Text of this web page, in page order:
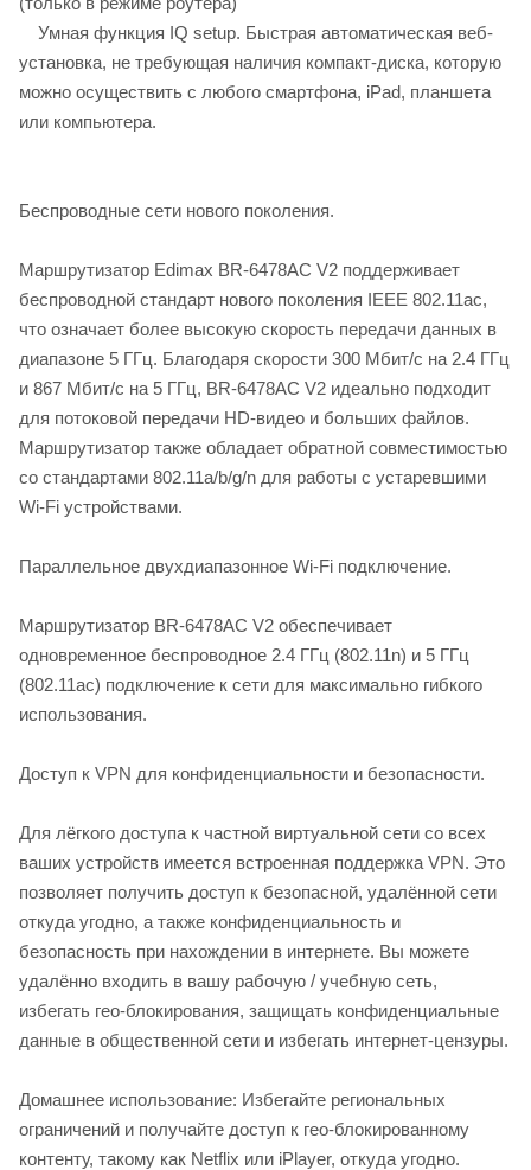
Умная функция IQ setup. Быстрая автоматическая веб-
установка, не требующая наличия компакт-диска, которую
можно осуществить с любого смартфона, iPad, планшета
или компьютера.
Беспроводные сети нового поколения.
Маршрутизатор Edimax BR-6478AC V2 поддерживает
беспроводной стандарт нового поколения IEEE 802.11ac,
что означает более высокую скорость передачи данных в
диапазоне 5 ГГц. Благодаря скорости 300 Мбит/c на 2.4 ГГц
и 867 Мбит/c на 5 ГГц, BR-6478AC V2 идеально подходит
для потоковой передачи HD-видео и больших файлов.
Маршрутизатор также обладает обратной совместимостью
со стандартами 802.11a/b/g/n для работы с устаревшими
Wi-Fi устройствами.
Параллельное двухдиапазонное Wi-Fi подключение.
Маршрутизатор BR-6478AC V2 обеспечивает
одновременное беспроводное 2.4 ГГц (802.11n) и 5 ГГц
(802.11ac) подключение к сети для максимально гибкого
использования.
Доступ к VPN для конфиденциальности и безопасности.
Для лёгкого доступа к частной виртуальной сети со всех
ваших устройств имеется встроенная поддержка VPN. Это
позволяет получить доступ к безопасной, удалённой сети
откуда угодно, а также конфиденциальность и
безопасность при нахождении в интернете. Вы можете
удалённо входить в вашу рабочую / учебную сеть,
избегать гео-блокирования, защищать конфиденциальные
данные в общественной сети и избегать интернет-цензуры.
Домашнее использование: Избегайте региональных
ограничений и получайте доступ к гео-блокированному
контенту, такому как Netflix или iPlayer, откуда угодно.